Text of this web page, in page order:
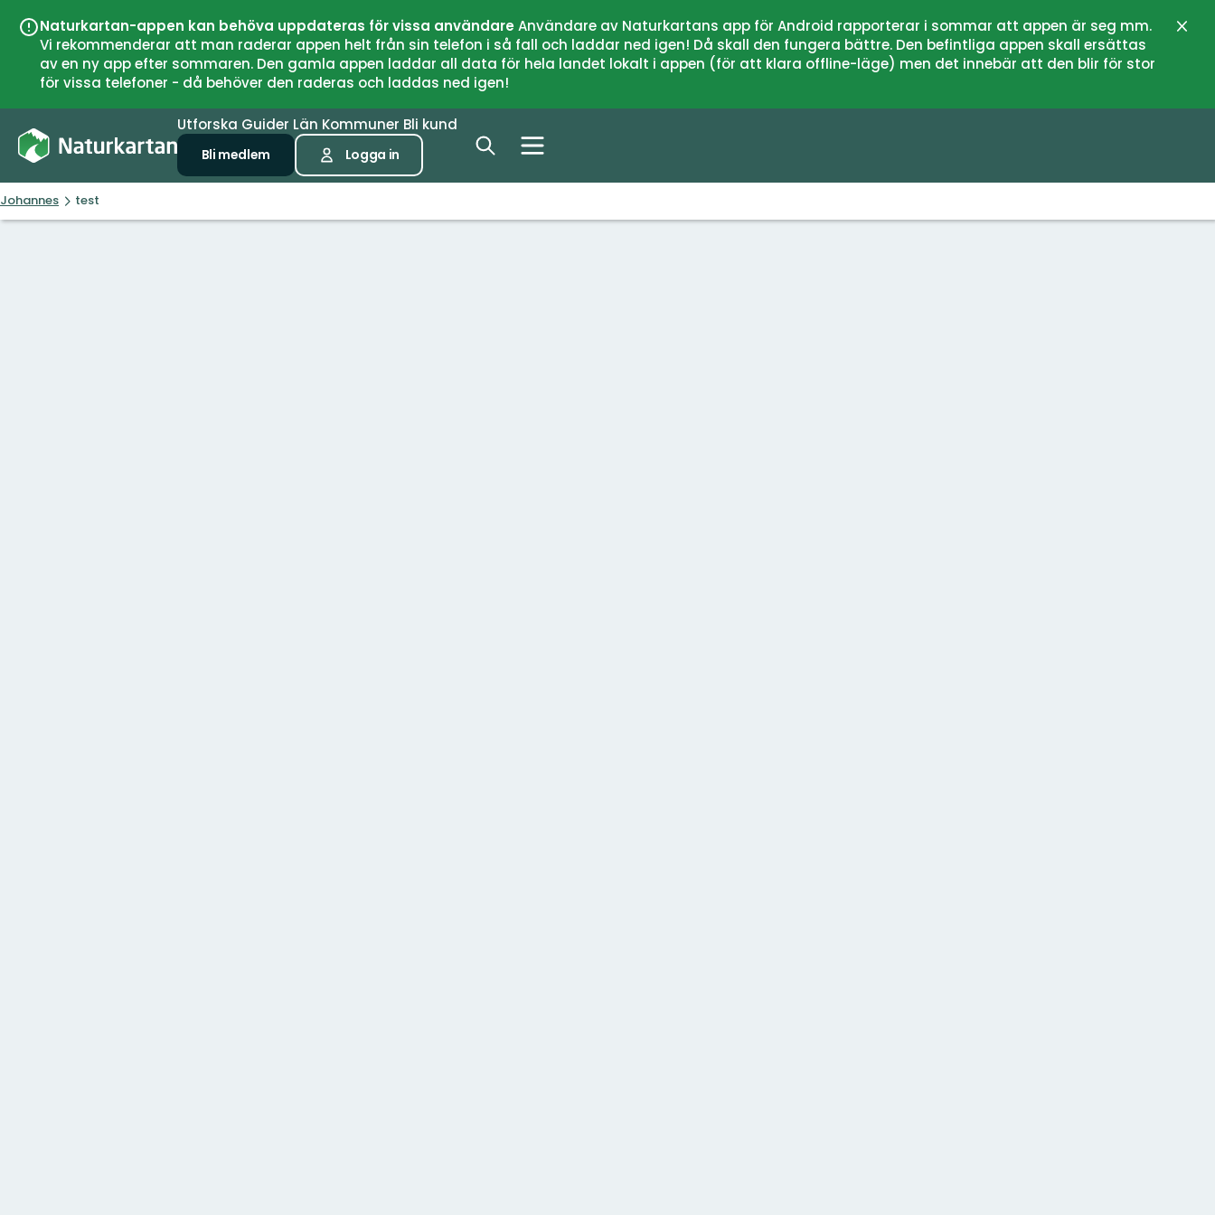
Naturkartan-appen kan behöva uppdateras för vissa användareAnvändare av Naturkartans app för Android rapporterar i sommar att appen är seg mm.
Vi rekommenderar att man raderar appen helt från sin telefon i så fall och laddar ned igen! Då skall den fungera bättre. Den befintliga appen skall ersättas
av en ny app efter sommaren. Den gamla appen laddar all data för hela landet lokalt i appen (för att klara offline-läge) men det innebär att den blir för stor
för vissa telefoner - då behöver den raderas och laddas ned igen!
Utforska Guider Län Kommuner Bli kund
Bli medlem Logga in
Johannes test